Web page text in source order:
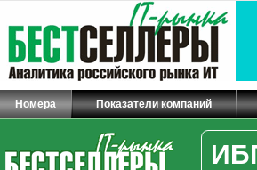
Номера Показатели компаний